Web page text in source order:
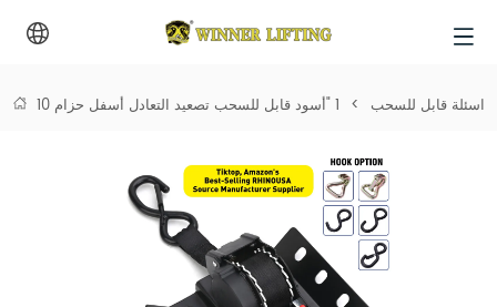
اسئلة قابل للسحب >